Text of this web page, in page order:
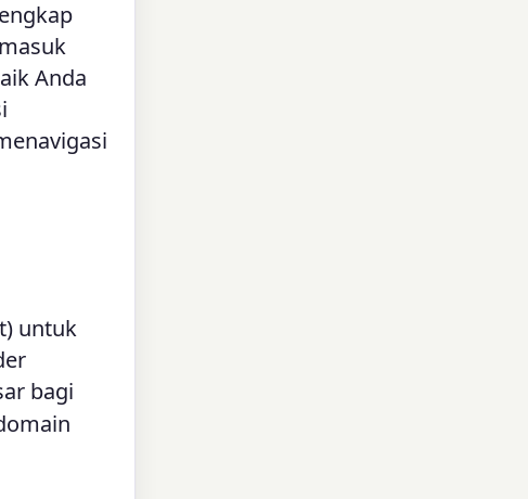
Anda
untuk
bagi